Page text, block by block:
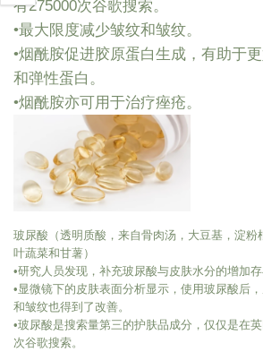
有275000次谷歌搜索。
•最大限度减少皱纹和皱纹。
•烟酰胺促进胶原蛋白生成，有助于
和弹性蛋白。
•烟酰胺亦可用于治疗痤疮。
玻尿酸（透明质酸，来自骨肉汤，大豆基，淀粉
叶蔬菜和甘薯）
•研究人员发现，补充玻尿酸与皮肤水分的增加存
•显微镜下的皮肤表面分析显示，使用玻尿酸后
和皱纹也得到了改善。
•玻尿酸是搜索量第三的护肤品成分，仅仅是在
次谷歌搜索。